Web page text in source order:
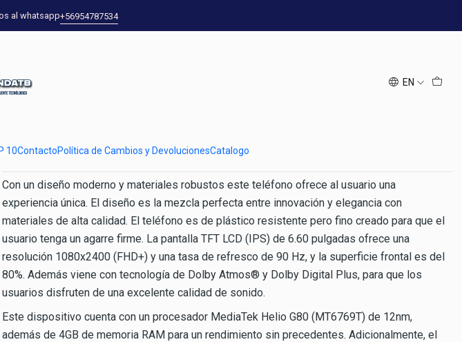
EN
10ContactoPolítica de Cambios y DevolucionesCatalogo
al whatsapp+56954787534
Galaxy A14 4G (MediaTek) 128 GB Negro 4 GB RAM
Samsung Galaxy A14 4G (MediaTek) 128
GB Negro 4 GB RAM
Con un diseño moderno y materiales robustos este teléfono ofrece al usuario una
experiencia única. El diseño es la mezcla perfecta entre innovación y elegancia con
materiales de alta calidad. El teléfono es de plástico resistente pero fino creado para que el
usuario tenga un agarre firme. La pantalla TFT LCD (IPS) de 6.60 pulgadas ofrece una
resolución 1080x2400 (FHD+) y una tasa de refresco de 90 Hz, y la superficie frontal es del
80%. Además viene con tecnología de Dolby Atmos® y Dolby Digital Plus, para que los
usuarios disfruten de una excelente calidad de sonido.
Este dispositivo cuenta con un procesador MediaTek Helio G80 (MT6769T) de 12nm,
además de 4GB de memoria RAM para un rendimiento sin precedentes. Adicionalmente, el